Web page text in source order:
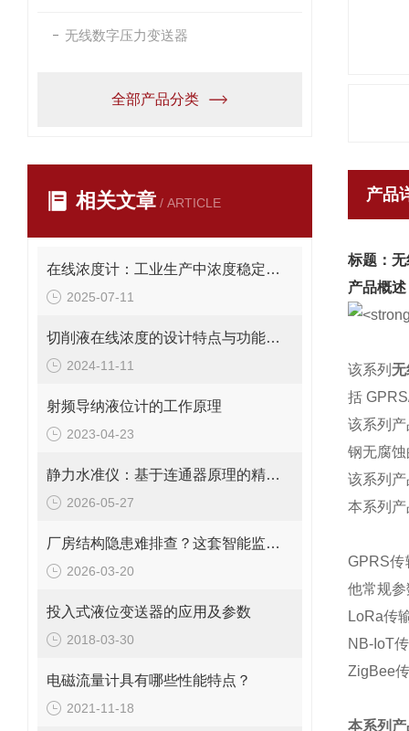
无线数字压力变送器
全部产品分类
相关文章 / ARTICLE
在线浓度计：工业生产中浓度稳定的守护者
2025-07-11
切削液在线浓度的设计特点与功能讲解
2024-11-11
射频导纳液位计的工作原理
2023-04-23
静力水准仪：基于连通器原理的精准监测技术
2026-05-27
厂房结构隐患难排查？这套智能监测方案直接落地
2026-03-20
投入式液位变送器的应用及参数
2018-03-30
电磁流量计具有哪些性能特点？
2021-11-18
产品
标题：
产品概述
该系列无
括
该系列
钢无腐
该系列
本系列
GPRS传
他常规
LoRa传
NB-IoT
ZigBee
本系列